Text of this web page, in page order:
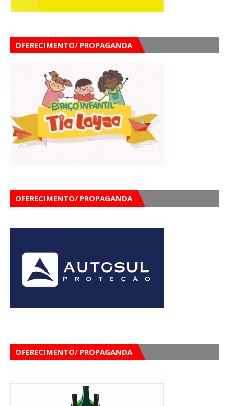
OFERECIMENTO/ PROPAGANDA
OFERECIMENTO/ PROPAGANDA
OFERECIMENTO/ PROPAGANDA